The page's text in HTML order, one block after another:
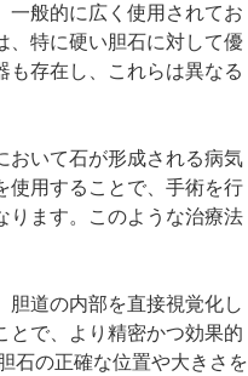
一般的に広く使用されてお
、特に硬い胆石に対して優
存在し、これらは異なる
おいて石が形成される病気
使用することで、手術を行
ります。このような治療法
胆道の内部を直接視覚化し
とで、より精密かつ効果的
石の正確な位置や大きさを